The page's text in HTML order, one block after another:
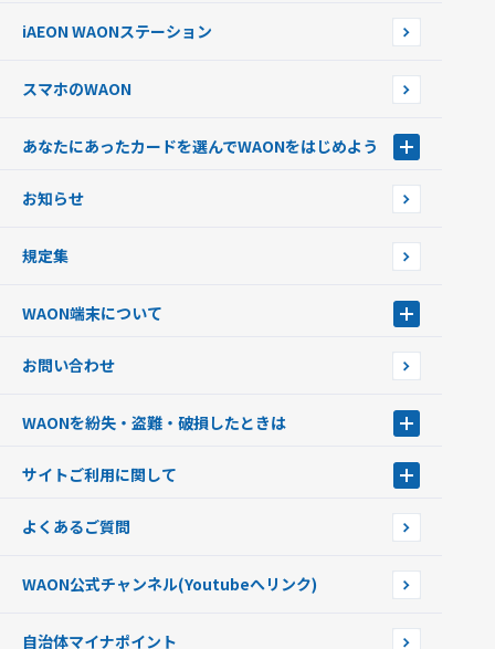
チャージ上限金額の変更について
iAEON WAONステーション
スマホのWAON
あなたにあったカードを選んでWAONをはじめよう
フードバンク応援WAON
ご当地WAON
G.G WAON
WAONカード・WAONカードプラス
モバイルWAON
提携WAONカード
お知らせ
規定集
WAON端末について
WAONネットステーション
新型WAONステーション
WAONチャージャーmini
お問い合わせ
WAONを紛失・盗難・破損したときは
WAONカードの拾得について
サイトご利用に関して
企業情報
よくあるご質問
WAON公式チャンネル(Youtubeへリンク)
自治体マイナポイント